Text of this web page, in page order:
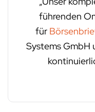
führenden
für
Systems GmbH